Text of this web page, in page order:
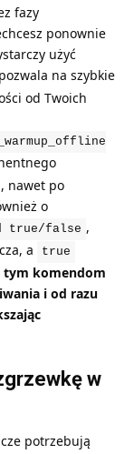
fazy
ponownie
użyć
na szybkie
od Twoich
nawet po
o
true/false ,
a true
tym komendom
i od razu
w
potrzebują